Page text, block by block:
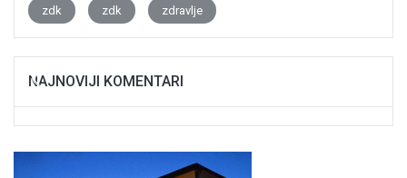
zdk zdk zdravlje
NAJNOVIJI KOMENTARI